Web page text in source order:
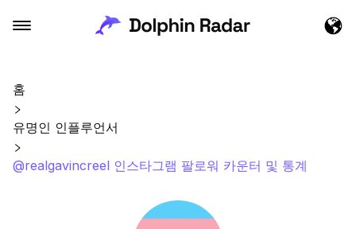
홈
유명인 인플루언서
@realgavincreel 인스타그램 팔로워 카운터 및 통계